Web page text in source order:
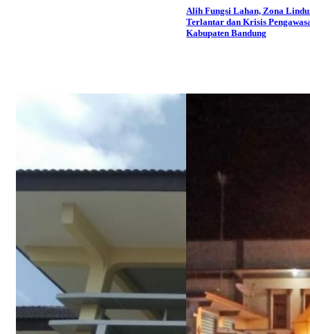
Alih Fungsi Lahan, Zona
Terlantar dan Krisis
Kabupaten Bandung